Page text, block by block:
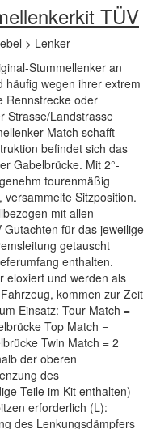
TÜV
> Lenker
Stummellenker an
häufig wegen ihrer extrem
Rennstrecke oder
Strasse/Landstrasse
Match schafft
befindet sich das
Gabelbrücke. Mit 2°-
tourenmäßig
Sitzposition.
mit allen
für das jeweilige
getauscht
enthalten.
eloxiert und werden als
kommen zur Zeit
Einsatz: Tour Match =
Top Match =
Twin Match = 2
der oberen
des
Teile im Kit enthalten)
erforderlich (L):
des Lenkungsdämpfers